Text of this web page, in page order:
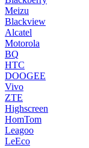
Meizu
Blackview
Alcatel
Motorola
BQ
HTC
DOOGEE
Vivo
ZTE
Highscreen
HomTom
Leagoo
LeEco